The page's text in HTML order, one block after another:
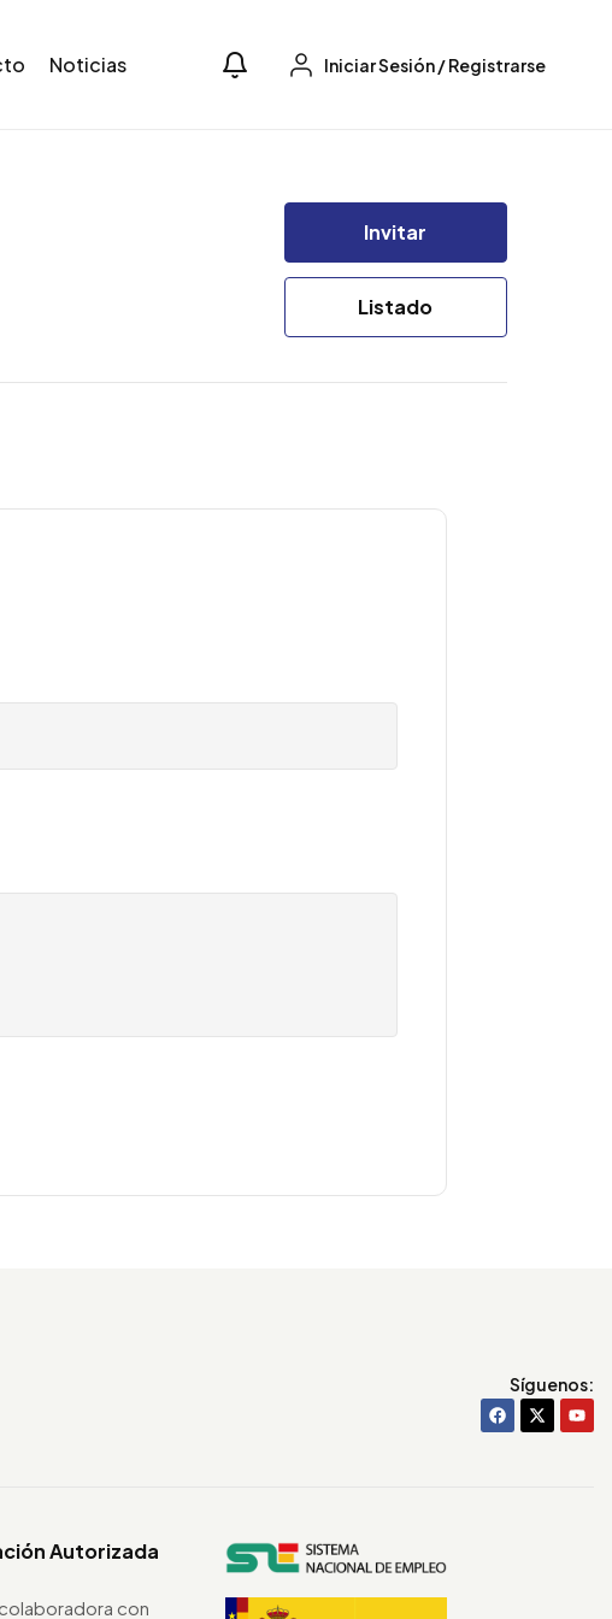
Noticias Iniciar Sesión/Registrarse
Invitar
Listado
Síguenos:
Autorizada
con